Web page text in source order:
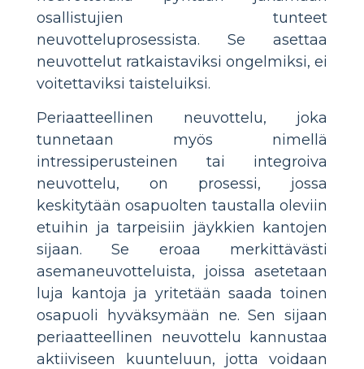
osallistujien tunteet
neuvotteluprosessista. Se asettaa
neuvottelut ratkaistaviksi ongelmiksi, ei
voitettaviksi taisteluiksi.
Periaatteellinen neuvottelu, joka
tunnetaan myös nimellä
intressiperusteinen tai integroiva
neuvottelu, on prosessi, jossa
keskitytään osapuolten taustalla oleviin
etuihin ja tarpeisiin jäykkien kantojen
sijaan. Se eroaa merkittävästi
asemaneuvotteluista, joissa asetetaan
luja kantoja ja yritetään saada toinen
osapuoli hyväksymään ne. Sen sijaan
periaatteellinen neuvottelu kannustaa
aktiiviseen kuunteluun, jotta voidaan